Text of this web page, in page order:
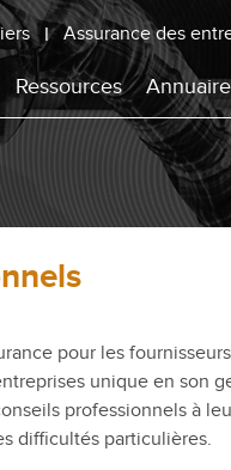
Ressources
Assurance des
pour les
unique en son
professionnels à
difficultés particulières.